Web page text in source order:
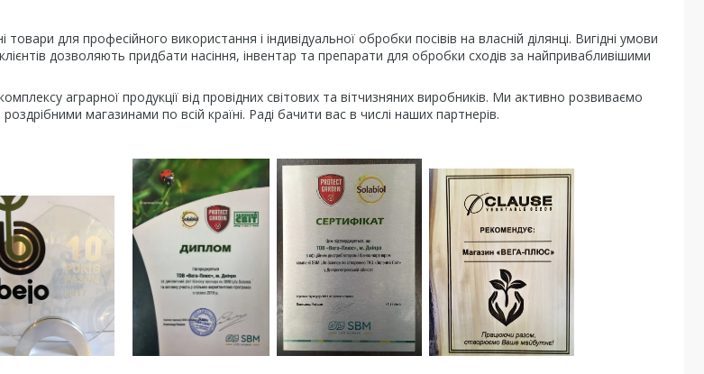
товари для професійного використання і індивідуальної обробки посівів на власній ділянці. Вигідні умови
дозволяють придбати насіння, інвентар та препарати для обробки сходів за найпривабливішими
аграрної продукції від провідних світових та вітчизняних виробників. Ми активно розвиваємо
магазинами по всій країні. Раді бачити вас в числі наших партнерів.